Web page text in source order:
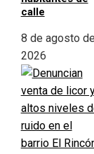
calle
8 de agosto de
2026